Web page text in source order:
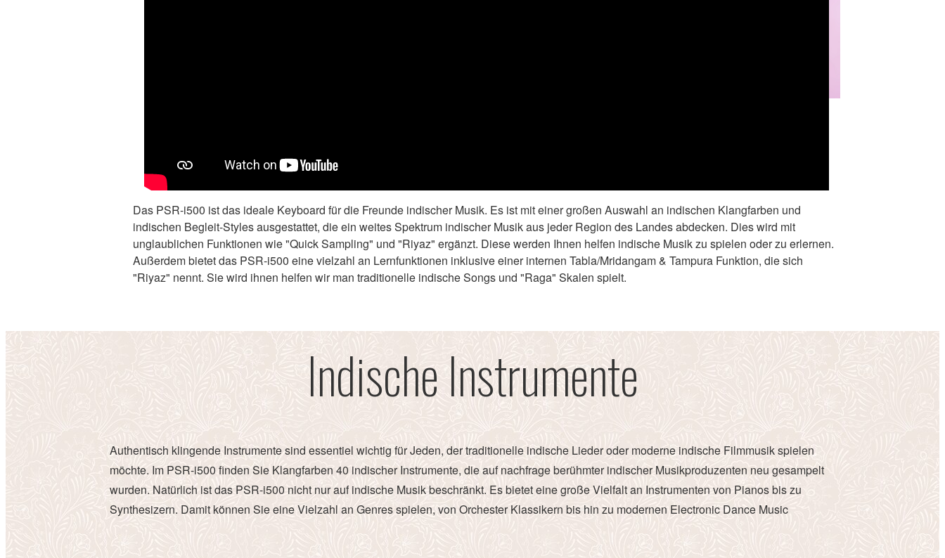
Das PSR-i500 ist das ideale Keyboard für die Freunde indischer Musik. Es ist mit einer großen Auswahl an indischen Klangfarben und
indischen Begleit-Styles ausgestattet, die ein weites Spektrum indischer Musik aus jeder Region des Landes abdecken. Dies wird mit
unglaublichen Funktionen wie "Quick Sampling" und "Riyaz" ergänzt. Diese werden Ihnen helfen indische Musik zu spielen oder zu erlernen.
Außerdem bietet das PSR-i500 eine vielzahl an Lernfunktionen inklusive einer internen Tabla/Mridangam & Tampura Funktion, die sich
"Riyaz" nennt. Sie wird ihnen helfen wir man traditionelle indische Songs und "Raga" Skalen spielt.
Indische Instrumente
Authentisch klingende Instrumente sind essentiel wichtig für Jeden, der traditionelle indische Lieder oder moderne indische Filmmusik spielen
möchte. Im PSR-i500 finden Sie Klangfarben 40 indischer Instrumente, die auf nachfrage berühmter indischer Musikproduzenten neu gesampelt
wurden. Natürlich ist das PSR-i500 nicht nur auf indische Musik beschränkt. Es bietet eine große Vielfalt an Instrumenten von Pianos bis zu
Synthesizern. Damit können Sie eine Vielzahl an Genres spielen, von Orchester Klassikern bis hin zu modernen Electronic Dance Music